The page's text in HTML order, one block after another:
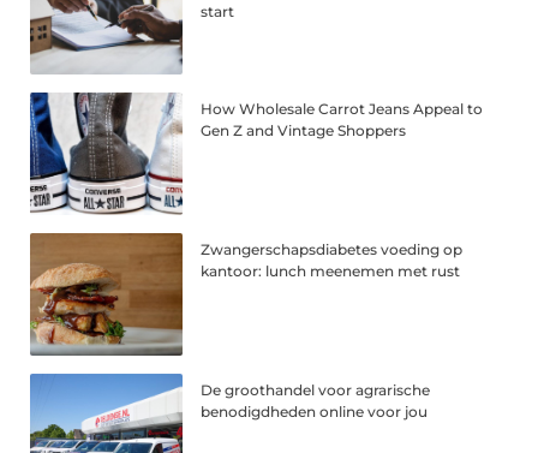
start
How Wholesale Carrot Jeans Appeal to
Gen Z and Vintage Shoppers
Zwangerschapsdiabetes voeding op
kantoor: lunch meenemen met rust
De groothandel voor agrarische
benodigdheden online voor jou